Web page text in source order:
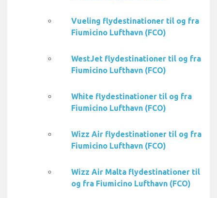
Vueling flydestinationer til og fra
Fiumicino Lufthavn (FCO)
WestJet flydestinationer til og fra
Fiumicino Lufthavn (FCO)
White flydestinationer til og fra
Fiumicino Lufthavn (FCO)
Wizz Air flydestinationer til og fra
Fiumicino Lufthavn (FCO)
Wizz Air Malta flydestinationer til
og fra Fiumicino Lufthavn (FCO)